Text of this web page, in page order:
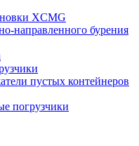
XCMG
направленного бурения
пустых контейнеров
погрузчики